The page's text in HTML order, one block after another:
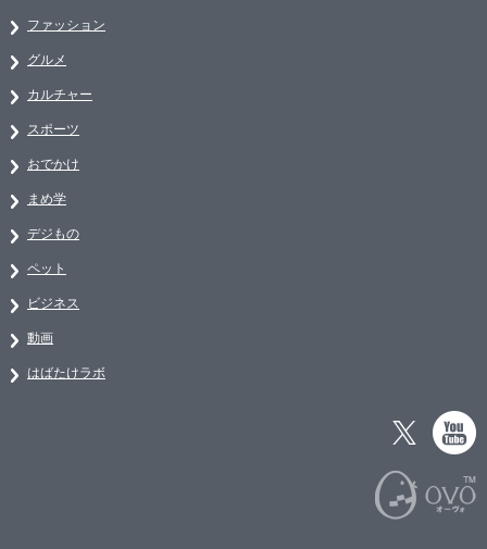
ファッション
グルメ
カルチャー
スポーツ
おでかけ
まめ学
デジもの
ペット
ビジネス
動画
はばたけラボ